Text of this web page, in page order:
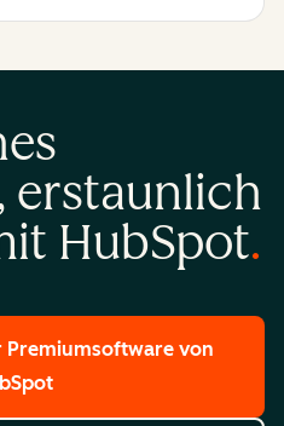
erstaunlich
HubSpot
Premiumsoftware von